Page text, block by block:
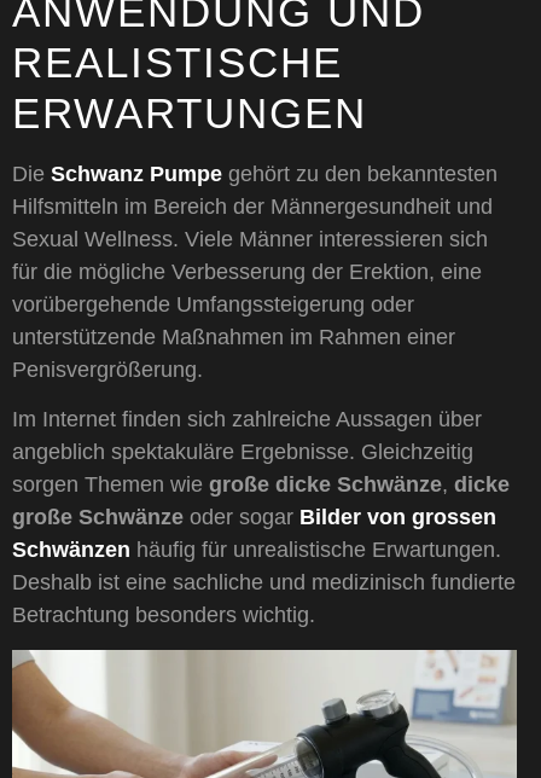
ANWENDUNG UND
REALISTISCHE
ERWARTUNGEN
Die Schwanz Pumpe gehört zu den bekanntesten
Hilfsmitteln im Bereich der Männergesundheit und
Sexual Wellness. Viele Männer interessieren sich
für die mögliche Verbesserung der Erektion, eine
vorübergehende Umfangssteigerung oder
unterstützende Maßnahmen im Rahmen einer
Penisvergrößerung.
Im Internet finden sich zahlreiche Aussagen über
angeblich spektakuläre Ergebnisse. Gleichzeitig
sorgen Themen wie große dicke Schwänze, dicke
große Schwänze oder sogar Bilder von grossen
Schwänzen häufig für unrealistische Erwartungen.
Deshalb ist eine sachliche und medizinisch fundierte
Betrachtung besonders wichtig.